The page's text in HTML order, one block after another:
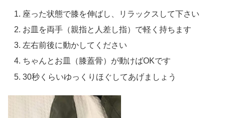
座った状態で膝を伸ばし、リラックスして下さい
お皿を両手（親指と人差し指）で軽く持ちます
左右前後に動かしてください
ちゃんとお皿（膝蓋骨）が動けばOKです
30秒くらいゆっくりほぐしてあげましょう